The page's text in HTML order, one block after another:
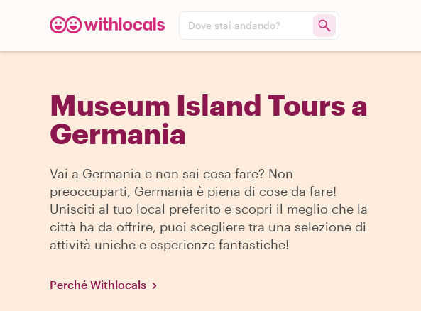
Dove stai andando?
Museum Island Tours a
Germania
Vai a Germania e non sai cosa fare? Non
preoccuparti, Germania è piena di cose da fare!
Unisciti al tuo local preferito e scopri il meglio che la
città ha da offrire, puoi scegliere tra una selezione di
attività uniche e esperienze fantastiche!
Perché Withlocals